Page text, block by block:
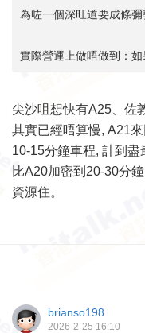
為咗一個深旺道要成條
實際營運上做唔做到：如
尖沙咀想快有A25、佐
其實已經唔算慢, A21
10-15分鐘車程, 計到
比A20加密到20-30分
資源住。
brianso198
2026-2-25 16:10